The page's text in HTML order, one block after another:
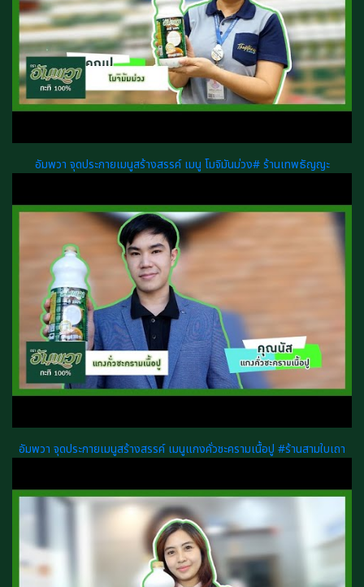
อัมพวา จุดประกายเมนูสร้างสรรค์ เมนู โมจิมันม่วง# ร้านเทพธัญญะ
อัมพวา จุดประกายเมนูสร้างสรรค์ เมนูแกงคั่วชะครามเนื้อปู #ร้านสามใบเถา